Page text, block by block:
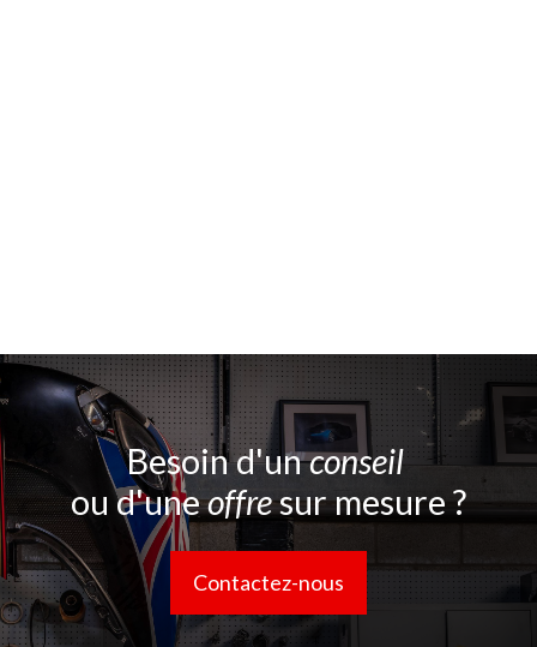
Besoin d'unconseil
ou d'uneoffresur mesure ?
Contactez-nous